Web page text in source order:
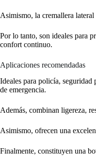
Asimismo, la cremallera
Por lo tanto, son ideales para
confort continuo.
Aplicaciones recomendadas
Ideales para policía, seguridad
de emergencia.
Además, combinan ligereza,
Asimismo, ofrecen una
Finalmente, constituyen una